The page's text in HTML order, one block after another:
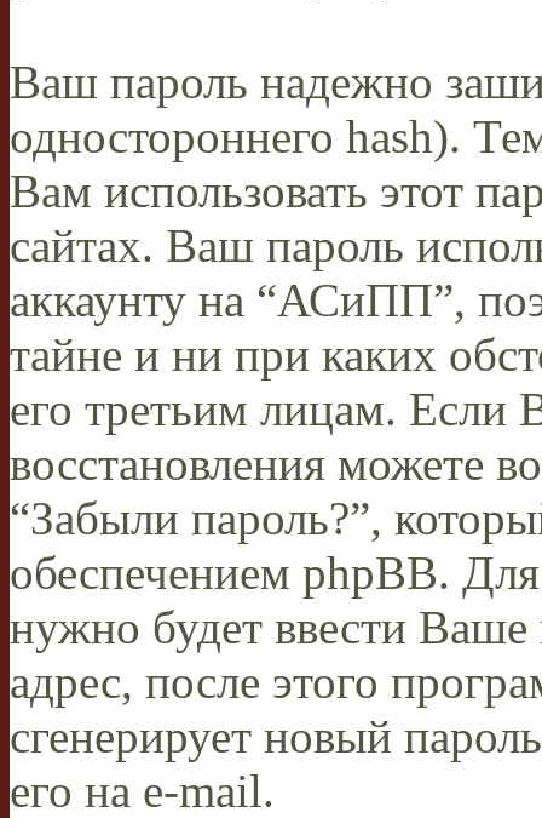
Ваш пароль надежно
одностороннего hash).
Вам использовать этот
сайтах. Ваш пароль
аккаунту на “АСиПП”,
тайне и ни при каких
его третьим лицам. Если
восстановления можете
“Забыли пароль?”,
обеспечением phpBB.
нужно будет ввести
адрес, после этого
сгенерирует новый
его на e-mail.